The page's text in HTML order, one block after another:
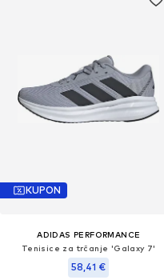
KUPON
ADIDAS PERFORMANCE
Tenisice za trčanje 'Galaxy 7'
58,41 €